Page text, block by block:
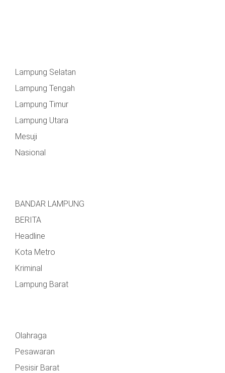
Lampung Selatan
Lampung Tengah
Lampung Timur
Lampung Utara
Mesuji
Nasional
BANDAR LAMPUNG
BERITA
Headline
Kota Metro
Kriminal
Lampung Barat
Olahraga
Pesawaran
Pesisir Barat